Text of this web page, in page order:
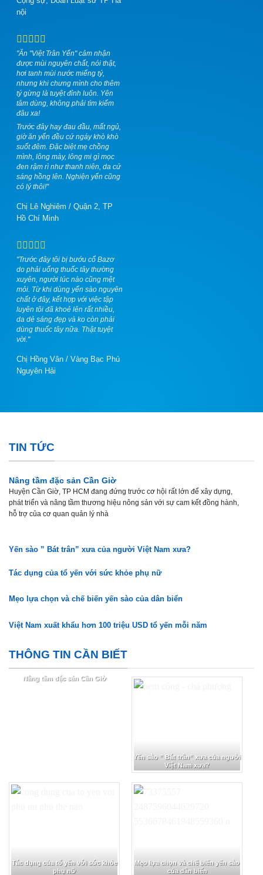
nội
"Ăn "Việt Trân Yến" cảm nhận
được mùi nguyên chất, nói thật,
hơi tanh mùi nước miếng tý,
nhưng khi chưng mình cho thêm
tý gừng là tuyệt đỉnh luôn. Yên
tâm dùng, không phải tìm kiếm
đâu xa!
Trước đây hay đau đầu, mất ngủ,
giờ ăn yến đều cứ ngáy khò khò
suốt đêm. Đặc biệt mẹ chồng
mình, lông mày, lông mi gì mọc
đen rậm rì như thanh niên, da cứ
sáng hồng lên. Nghiện yến cũng
có lý thôi!"
Chị Lê Nghiêm / Quận 2, TP
Hồ Chí Minh
"Trước đây tôi bị bướu cổ Bazơ
do phải uống thuốc tây thường
xuyên, người lúc nào cũng mệt
mỏi. Từ khi dùng yến sào nguyên
chất ở đây, kết hợp với việc tập
luyên tôi đã khoẻ lên rất nhiều,
da dẻ sáng đẹp và ko còn phải
dùng thuốc tây nữa. Thật tuyệt
vời."
Chị Hồng Vân / Vàng Bạc Phú
Nguyên Hải
TIN TỨC
Nâng tầm đặc sản Cần Giờ
Huyện Cần Giờ, TP HCM đang đứng trước cơ hội rất lớn để xây dựng,
phát triển và nâng tầm thương hiệu nông sản với sự cam kết đồng hành,
hỗ trợ của cơ quan quản lý nhà
Yến sào ” Bát trân” xưa của người Việt Nam xưa?
Tác dụng của tổ yến với sức khỏe phụ nữ
Mẹo lựa chọn và chế biến yến sào của dân biển
Việt Nam xuất khẩu hơn 100 triệu USD tổ yến mỗi năm
THÔNG TIN CẦN BIẾT
Nâng tầm đặc sản Cần Giờ
Yến sào ” Bát trân” xưa của người
Việt Nam xưa?
Tác dụng của tổ yến với sức khỏe
phụ nữ
Mẹo lựa chọn và chế biến yến sào
của dân biển